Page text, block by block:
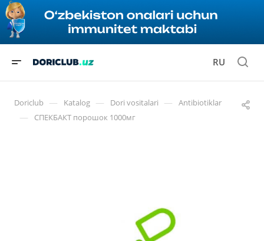
RU
Doriclub — Katalog — Dori vositalari — Antibiotiklar
— СПЕКБАКТ порошок 1000мг